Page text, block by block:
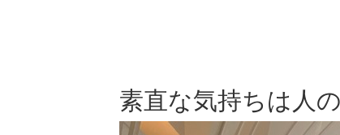
素直な気持ちは人